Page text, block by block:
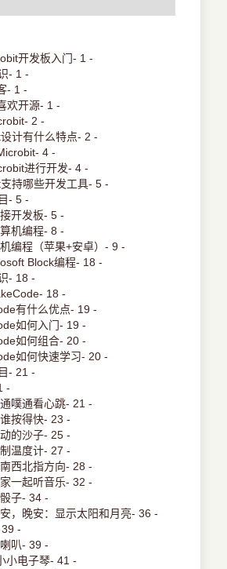
开发板入门- 1 -
- 1 -
- 1 -
欢开源- 1 -
2 -
计有什么特点- 2 -
4 -
进行开发- 4 -
持哪些开发工具- 5 -
- 5 -
开发板- 5 -
机编程- 8 -
编程（苹果+安卓）- 9 -
Block编程- 18 -
18 -
18 -
有什么优点- 19 -
如何入门- 19 -
如何组合- 20 -
如何快速学习- 20 -
21 -
-
噗通看心跳- 21 -
按得快- 23 -
的沙子- 25 -
温度计- 27 -
西北指方向- 28 -
一起听音乐- 32 -
子- 34 -
，晚安：显示太阳和月亮- 36 -
-
叭- 39 -
电子琴- 41 -